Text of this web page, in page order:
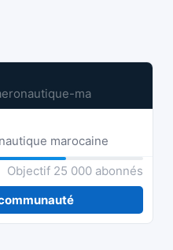
ma
marocaine
Objectif 25 000 abonnés